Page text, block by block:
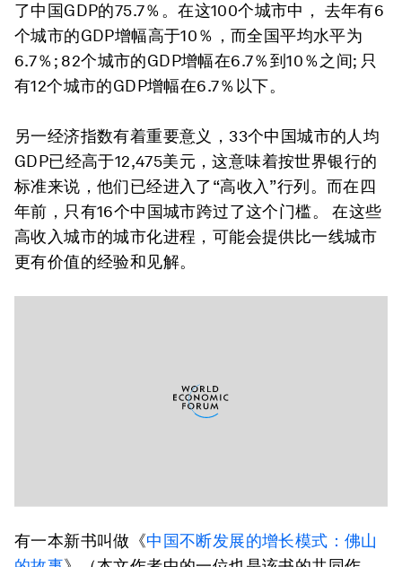
了中国GDP的75.7％。在这100个城市中， 去年有6
个城市的GDP增幅高于10％，而全国平均水平为
6.7％; 82个城市的GDP增幅在6.7％到10％之间; 只
有12个城市的GDP增幅在6.7％以下。
另一经济指数有着重要意义，33个中国城市的人均
GDP已经高于12,475美元，这意味着按世界银行的
标准来说，他们已经进入了“高收入”行列。而在四
年前，只有16个中国城市跨过了这个门槛。 在这些
高收入城市的城市化进程，可能会提供比一线城市
更有价值的经验和见解。
有一本新书叫做《中国不断发展的增长模式：佛山